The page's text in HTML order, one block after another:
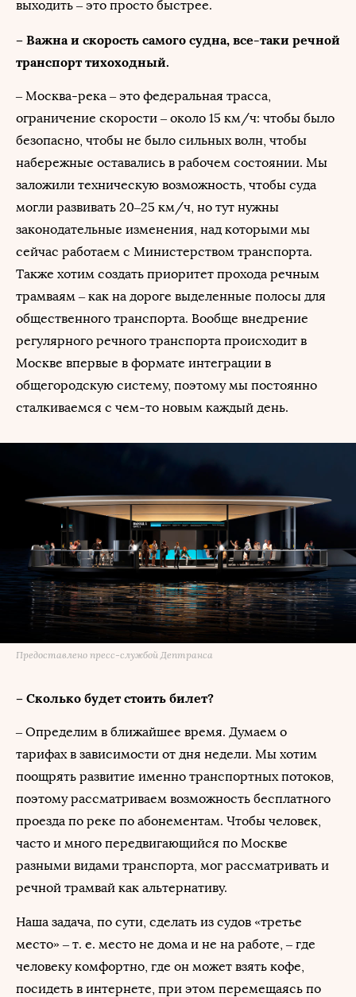
выходить – это просто быстрее.
– Важна и скорость самого судна, все-таки речной
транспорт тихоходный.
– Москва-река – это федеральная трасса,
ограничение скорости – около 15 км/ч: чтобы было
безопасно, чтобы не было сильных волн, чтобы
набережные оставались в рабочем состоянии. Мы
заложили техническую возможность, чтобы суда
могли развивать 20–25 км/ч, но тут нужны
законодательные изменения, над которыми мы
сейчас работаем с Министерством транспорта.
Также хотим создать приоритет прохода речным
трамваям – как на дороге выделенные полосы для
общественного транспорта. Вообще внедрение
регулярного речного транспорта происходит в
Москве впервые в формате интеграции в
общегородскую систему, поэтому мы постоянно
сталкиваемся с чем-то новым каждый день.
Предоставлено пресс-службой Дептранса
– Сколько будет стоить билет?
– Определим в ближайшее время. Думаем о
тарифах в зависимости от дня недели. Мы хотим
поощрять развитие именно транспортных потоков,
поэтому рассматриваем возможность бесплатного
проезда по реке по абонементам. Чтобы человек,
часто и много передвигающийся по Москве
разными видами транспорта, мог рассматривать и
речной трамвай как альтернативу.
Наша задача, по сути, сделать из судов «третье
место» – т. е. место не дома и не на работе, – где
человеку комфортно, где он может взять кофе,
посидеть в интернете, при этом перемещаясь по